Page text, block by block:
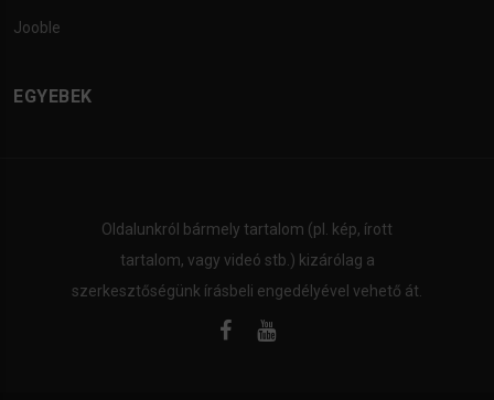
Jooble
EGYEBEK
Oldalunkról bármely tartalom (pl. kép, írott
tartalom, vagy videó stb.) kizárólag a
szerkesztőségünk írásbeli engedélyével vehető át.